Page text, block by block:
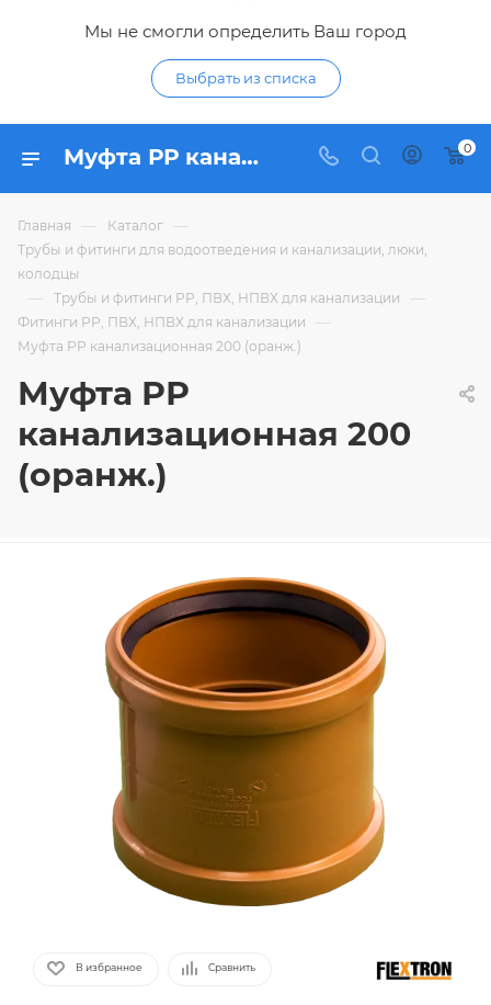
Мы не смогли определить Ваш город
Выбрать из списка
Муфта РР канализационная 200 (оранж.) - купить по цене 706,28 ₽ в интернет-магазине Гидропромтехника с доставкой в Курске 0
Главная — Каталог —
Трубы и фитинги для водоотведения и канализации, люки,
колодцы
— Трубы и фитинги РР, ПВХ, НПВХ для канализации —
Фитинги РР, ПВХ, НПВХ для канализации —
Муфта РР канализационная 200 (оранж.)
Муфта РР
канализационная 200
(оранж.)
В избранное Сравнить